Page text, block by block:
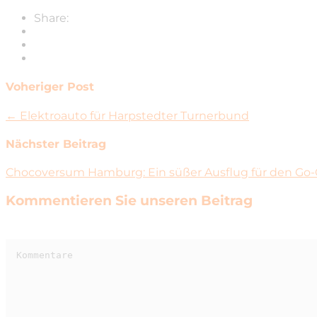
Share:
Voheriger Post
← Elektroauto für Harpstedter Turnerbund
Nächster Beitrag
Chocoversum Hamburg: Ein süßer Ausflug für den
Kommentieren Sie unseren Beitrag